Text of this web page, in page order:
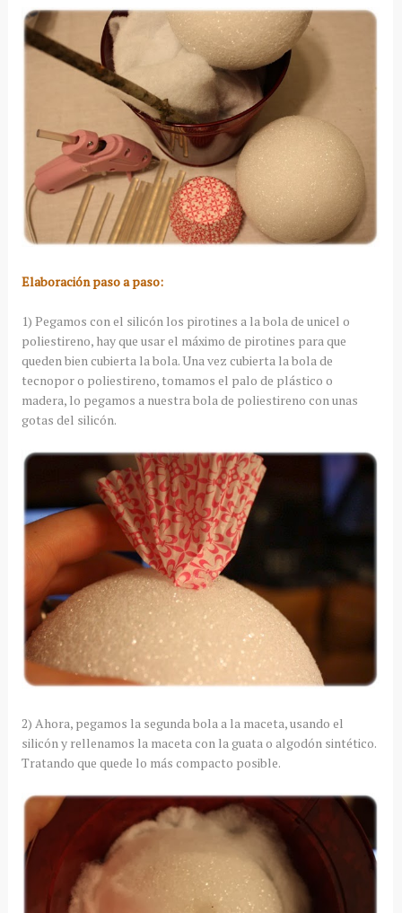
Elaboración paso a paso:
1) Pegamos con el silicón los pirotines a la bola de unicel o
poliestireno, hay que usar el máximo de pirotines para que
queden bien cubierta la bola. Una vez cubierta la bola de
tecnopor o poliestireno, tomamos el palo de plástico o
madera, lo pegamos a nuestra bola de poliestireno con unas
gotas del silicón.
2) Ahora, pegamos la segunda bola a la maceta, usando el
silicón y rellenamos la maceta con la guata o algodón sintético.
Tratando que quede lo más compacto posible.